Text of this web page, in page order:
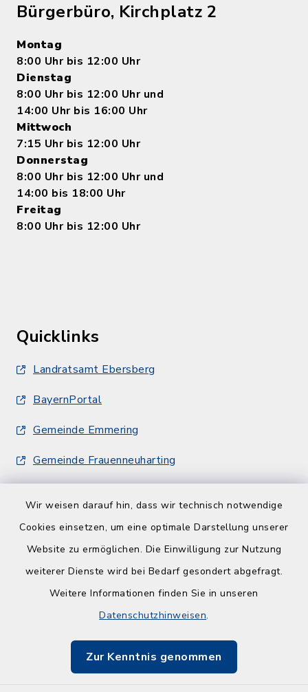
Wir weisen darauf hin, dass wir technisch notwendige
Cookies einsetzen, um eine optimale Darstellung unserer
Website zu ermöglichen. Die Einwilligung zur Nutzung
weiterer Dienste wird bei Bedarf gesondert abgefragt.
Weitere Informationen finden Sie in unseren
Datenschutzhinweisen.
Zur Kenntnis genommen
Bürgerbüro, Kirchplatz 2
Montag
8:00 Uhr bis 12:00 Uhr
Dienstag
8:00 Uhr bis 12:00 Uhr und
14:00 Uhr bis 16:00 Uhr
Mittwoch
7:15 Uhr bis 12:00 Uhr
Donnerstag
8:00 Uhr bis 12:00 Uhr und
14:00 bis 18:00 Uhr
Freitag
8:00 Uhr bis 12:00 Uhr
Quicklinks
Landratsamt Ebersberg
BayernPortal
Gemeinde Emmering
Gemeinde Frauenneuharting
Barrierefreiheit
Impressum